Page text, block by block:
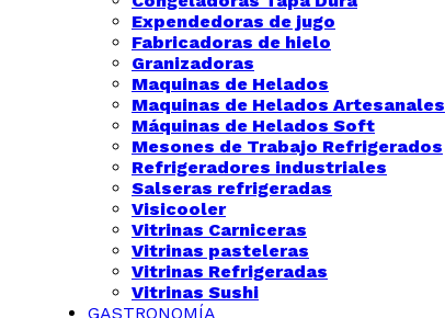
Expendedoras de jugo
Fabricadoras de hielo
Granizadoras
Maquinas de Helados
Maquinas de Helados Artesanales
Máquinas de Helados Soft
Mesones de Trabajo Refrigerados
Refrigeradores industriales
Salseras refrigeradas
Visicooler
Vitrinas Carniceras
Vitrinas pasteleras
Vitrinas Refrigeradas
Vitrinas Sushi
GASTRONOMÍA